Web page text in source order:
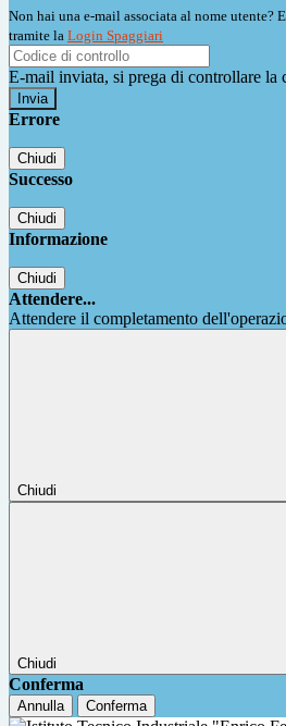
Non hai una e-mail associata al nome utente?
tramite la Login Spaggiari
E-mail inviata, si prega di controllare la
Errore
Chiudi
Successo
Chiudi
Informazione
Chiudi
Attendere...
Attendere il completamento
Chiudi
Chiudi
Conferma
Annulla Conferma